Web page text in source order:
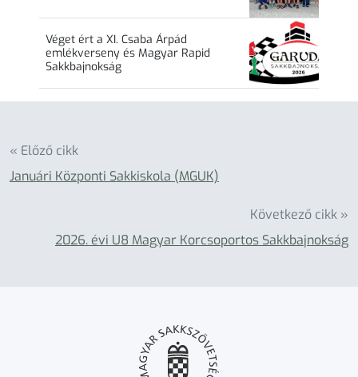
Véget ért a XI. Csaba Árpád
emlékverseny és Magyar Rapid
Sakkbajnokság
« Előző cikk
Januári Központi Sakkiskola (MGUK)
Következő cikk »
2026. évi U8 Magyar Korcsoportos Sakkbajnokság